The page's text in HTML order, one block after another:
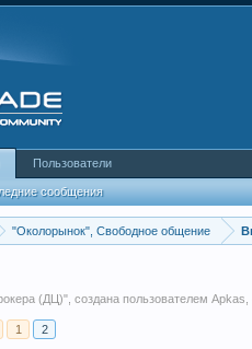
"Околорынок", Свободное общение
(ДЦ)", создана пользователемApkas
1 2
сообщения
Пользователи